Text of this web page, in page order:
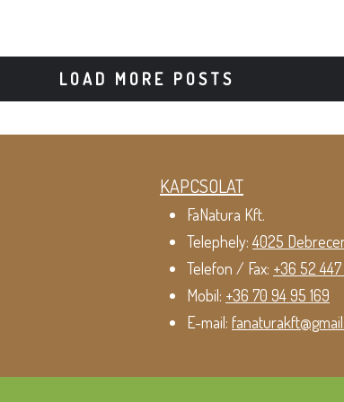
LOAD MORE POSTS
KAPCSOLAT
FaNatura Kft.
Telephely:4025
Telefon / Fax: +36 52
Mobil: +36 70 94 95 169
E-mail: